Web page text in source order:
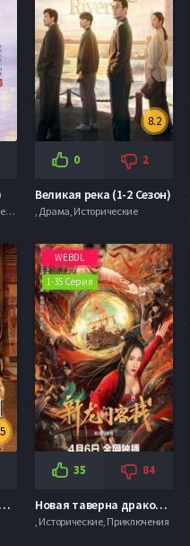
, Мелодрамы, Исторические, Фантастика
8.2
0 2
Великая река (1-2 Сезон)
, Драма, Исторические
Царицы Древнего Египта (2023)
WEBDL
1-35 Серия
35 84
Новая таверна дракона (2025)
, Исторические, Приключения